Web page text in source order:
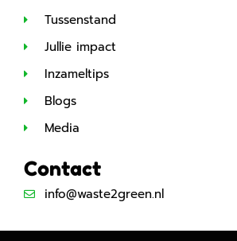
Tussenstand
Jullie impact
Inzameltips
Blogs
Media
Contact
info@waste2green.nl